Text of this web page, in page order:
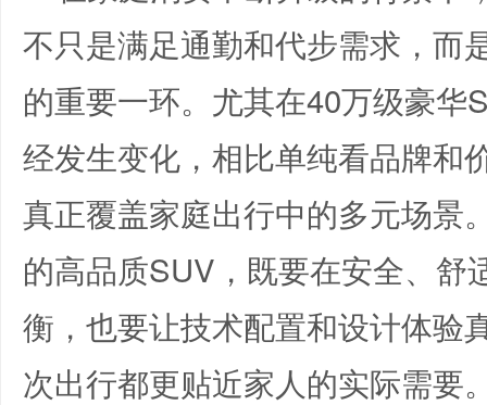
不只是满足通勤和代步需求，而
的重要一环。尤其在40万级豪
经发生变化，相比单纯看品牌和
真正覆盖家庭出行中的多元场景
的高品质SUV，既要在安全、舒
衡，也要让技术配置和设计体验
次出行都更贴近家人的实际需要